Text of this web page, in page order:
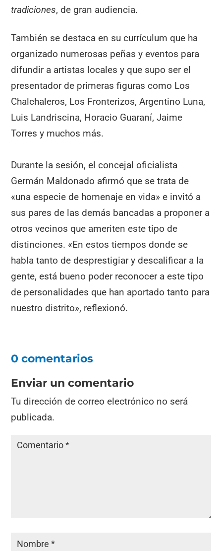
tradiciones, de gran audiencia.
También se destaca en su currículum que ha
organizado numerosas peñas y eventos para
difundir a artistas locales y que supo ser el
presentador de primeras figuras como Los
Chalchaleros, Los Fronterizos, Argentino Luna,
Luis Landriscina, Horacio Guaraní, Jaime
Torres y muchos más.
Durante la sesión, el concejal oficialista
Germán Maldonado afirmó que se trata de
«una especie de homenaje en vida» e invitó a
sus pares de las demás bancadas a proponer a
otros vecinos que ameriten este tipo de
distinciones. «En estos tiempos donde se
habla tanto de desprestigiar y descalificar a la
gente, está bueno poder reconocer a este tipo
de personalidades que han aportado tanto para
nuestro distrito», reflexionó.
0 comentarios
Enviar un comentario
Tu dirección de correo electrónico no será
publicada.